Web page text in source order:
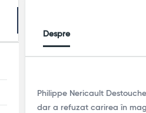
Despre
Philippe Nericault
dar a refuzat carirea în